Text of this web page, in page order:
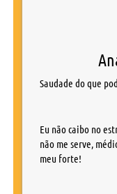
Saudade do que
Eu não caibo no
não me serve,
meu forte!